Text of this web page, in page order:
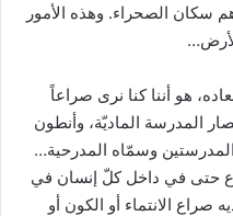
سكان الصحراء. وهذه الأمور
هو أننا كنا نرى صراعاً
المدرسة الماديّة، وأنطون
المدرستين وسمّاه المدرحية…
حتى في داخل كلّ إنسان في
صراع الانتماء أو الكون أو